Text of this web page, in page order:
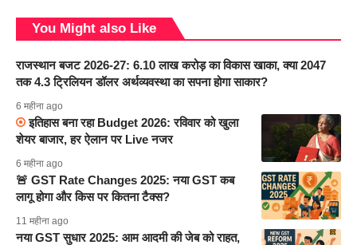
You Might also Like
राजस्थान बजट 2026-27: 6.10 लाख करोड़ का विकास खाका, क्या 2047
तक 4.3 ट्रिलियन डॉलर अर्थव्यवस्था का सपना होगा साकार?
6 महीना ago
इतिहास बना रहा Budget 2026: रविवार को खुला
शेयर बाजार, हर ऐलान पर Live नजर
6 महीना ago
🚨 GST Rate Changes 2025: नया GST कब
लागू होगा और किस पर कितना टैक्स?
11 महीना ago
नया GST सुधार 2025: आम आदमी की जेब को राहत,